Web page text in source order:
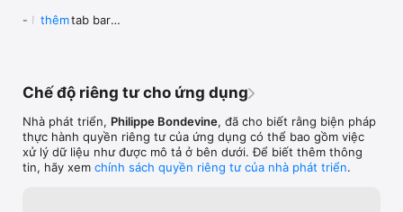
========
- Native tab bar
thêm
Chế độ riêng tư cho ứng dụng
Nhà phát triển, Philippe Bondevine, đã cho biết rằng biện pháp
thực hành quyền riêng tư của ứng dụng có thể bao gồm việc
xử lý dữ liệu như được mô tả ở bên dưới. Để biết thêm thông
tin, hãy xem chính sách quyền riêng tư của nhà phát triển.